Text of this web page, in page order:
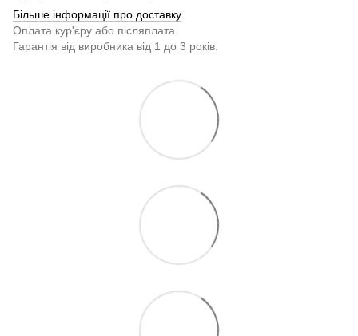
Більше інформації про доставку
Оплата кур'єру або післяплата.
Гарантія від виробника від 1 до 3 років.